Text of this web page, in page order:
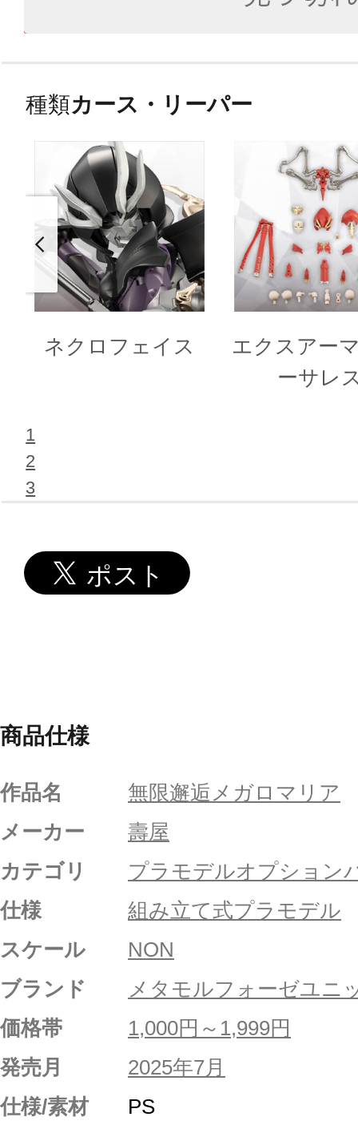
種類カース・リーパー
ネクロフェイス
エクスアー
ーサレ
1
2
3
商品仕様
作品名
無限邂逅メガロマリア
メーカー
壽屋
カテゴリ
プラモデルオプション
仕様
組み立て式プラモデル
スケール
NON
ブランド
メタモルフォーゼユニ
価格帯
1,000円～1,999円
発売月
2025年7月
仕様/素材
PS